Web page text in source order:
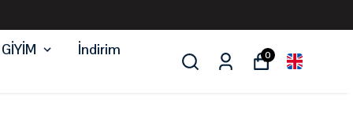
İndirim
0